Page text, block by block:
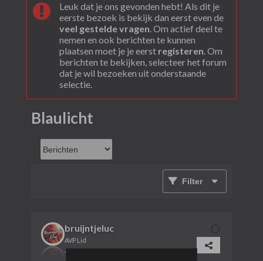
Leuk dat je ons gevonden hebt! Als dit je
eerste bezoek is bekijk dan eerst even de
veel gestelde vragen. Om actief deel te
nemen en ook berichten te kunnen
plaatsen moet je je eerst registeren. Om
berichten te bekijken, selecteer het forum
dat je wil bezoeken uit onderstaande
selectie.
Blaulicht
Filter
bruijntjeluc
AVP Lid